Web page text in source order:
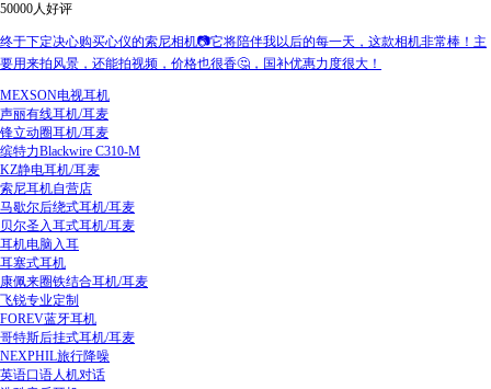
50000人好评
终于下定决心购买心仪的索尼相机📷它将陪伴我以后的每一天，这款相机非常棒！主
要用来拍风景，还能拍视频，价格也很香🤔，国补优惠力度很大！
MEXSON电视耳机
声丽有线耳机/耳麦
锋立动圈耳机/耳麦
缤特力Blackwire C310-M
KZ静电耳机/耳麦
索尼耳机自营店
马歇尔后绕式耳机/耳麦
贝尔圣入耳式耳机/耳麦
耳机电脑入耳
耳塞式耳机
康佩来圈铁结合耳机/耳麦
飞锐专业定制
FOREV蓝牙耳机
哥特斯后挂式耳机/耳麦
NEXPHIL旅行降噪
英语口语人机对话